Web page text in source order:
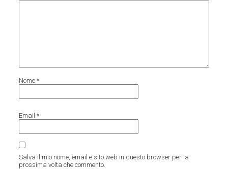
Nome*
Email*
Salva il mio nome, email e sito web in questo browser per la
prossima volta che commento.